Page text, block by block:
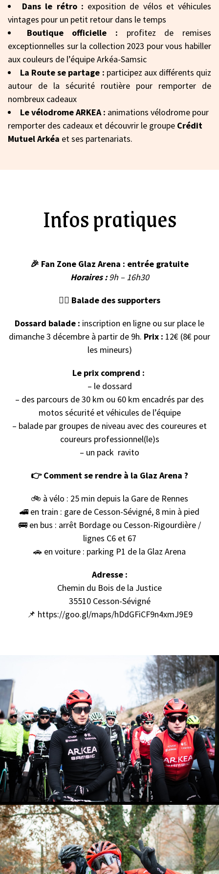
Dans le rétro : exposition de vélos et véhicules
vintages pour un petit retour dans le temps
Boutique officielle : profitez de remises
exceptionnelles sur la collection 2023 pour vous habiller
aux couleurs de l’équipe Arkéa-Samsic
La Route se partage : participez aux différents quiz
autour de la sécurité routière pour remporter de
nombreux cadeaux
Le vélodrome ARKEA : animations vélodrome pour
remporter des cadeaux et découvrir le groupe Crédit
Mutuel Arkéa et ses partenariats.
Infos pratiques
🎉 Fan Zone Glaz Arena : entrée gratuite
Horaires :9h – 16h30
🚴‍♀️ Balade des supporters
Dossard balade : inscription en ligne ou sur place le
dimanche 3 décembre à partir de 9h. Prix : 12€ (8€ pour
les mineurs)
Le prix comprend :
– le dossard
– des parcours de 30 km ou 60 km encadrés par des
motos sécurité et véhicules de l’équipe
– balade par groupes de niveau avec des coureures et
coureurs professionnel(le)s
– un pack ravito
👉 Comment se rendre à la Glaz Arena ?
🚲 à vélo : 25 min depuis la Gare de Rennes
🚄 en train : gare de Cesson-Sévigné, 8 min à pied
🚌 en bus : arrêt Bordage ou Cesson-Rigourdière /
lignes C6 et 67
🚗 en voiture : parking P1 de la Glaz Arena
Adresse :
Chemin du Bois de la Justice
35510 Cesson-Sévigné
📌 https://goo.gl/maps/hDdGFiCF9n4xmJ9E9